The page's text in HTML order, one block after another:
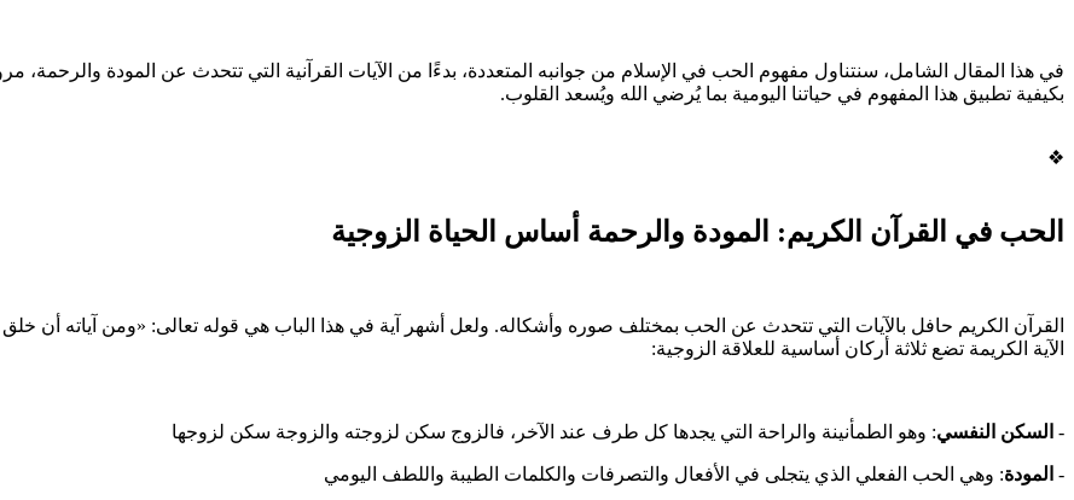
في هذا المقال الشامل، سنتناول مفهوم الحب في الإسلام من جوانبه المتعددة، بدءًا من الآيات القرآنية التي تتحدث عن المودة والرحمة،
بكيفية تطبيق هذا المفهوم في حياتنا اليومية بما يُرضي الله ويُسعد القلوب.
❖
الحب في القرآن الكريم: المودة والرحمة أساس الحياة الزوجية
القرآن الكريم حافل بالآيات التي تتحدث عن الحب بمختلف صوره وأشكاله. ولعل أشهر آية في هذا الباب هي قوله تعالى: «ومن آياته أن
الآية الكريمة تضع ثلاثة أركان أساسية للعلاقة الزوجية:
- السكن النفسي: وهو الطمأنينة والراحة التي يجدها كل طرف عند الآخر، فالزوج سكن لزوجته والزوجة سكن لزوجها
- المودة: وهي الحب الفعلي الذي يتجلى في الأفعال والتصرفات والكلمات الطيبة واللطف اليومي